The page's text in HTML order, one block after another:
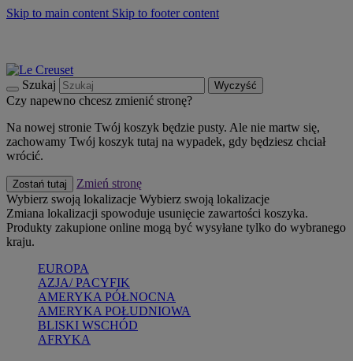
Skip to main content Skip to footer content
Szukaj Wyczyść
Czy napewno chcesz zmienić stronę?
Na nowej stronie Twój koszyk będzie pusty. Ale nie martw się,
zachowamy Twój koszyk tutaj na wypadek, gdy będziesz chciał
wrócić.
Zostań tutaj
Zmień stronę
Wybierz swoją lokalizacje Wybierz swoją lokalizacje
Zmiana lokalizacji spowoduje usunięcie zawartości koszyka.
Produkty zakupione online mogą być wysyłane tylko do wybranego
kraju.
EUROPA
AZJA/ PACYFIK
AMERYKA PÓŁNOCNA
AMERYKA POŁUDNIOWA
BLISKI WSCHÓD
AFRYKA